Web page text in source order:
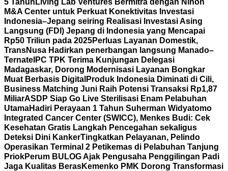
5 Tahun Living Lab Ventures Bermitra dengan Nihon
M&A Center untuk Perkuat Konektivitas Investasi
Indonesia–Jepang seiring Realisasi Investasi Asing
Langsung (FDI) Jepang di Indonesia yang Mencapai
Rp50 Triliun pada 2025Perluas Layanan Domestik,
TransNusa Hadirkan penerbangan langsung Manado–
Ternate IPC TPK Terima Kunjungan Delegasi
Madagaskar, Dorong Modernisasi Layanan Bongkar
Muat Berbasis Digital Produk Indonesia Diminati di Cili,
Business Matching Juni Raih Potensi Transaksi Rp1,87
MiliarASDP Siap Go Live Sterilisasi Enam Pelabuhan
UtamaHadiri Perayaan 1 Tahun Suherman Widyatomo
Integrated Cancer Center (SWICC), Menkes Budi: Cek
Kesehatan Gratis Langkah Pencegahan sekaligus
Deteksi Dini KankerTingkatkan Pelayanan, Pelindo
Operasikan Terminal 2 Petikemas di Pelabuhan Tanjung
PriokPerum BULOG Ajak Pengusaha Penggilingan Padi
Jaga Kualitas BerasKemenko PMK Dorong Transformasi